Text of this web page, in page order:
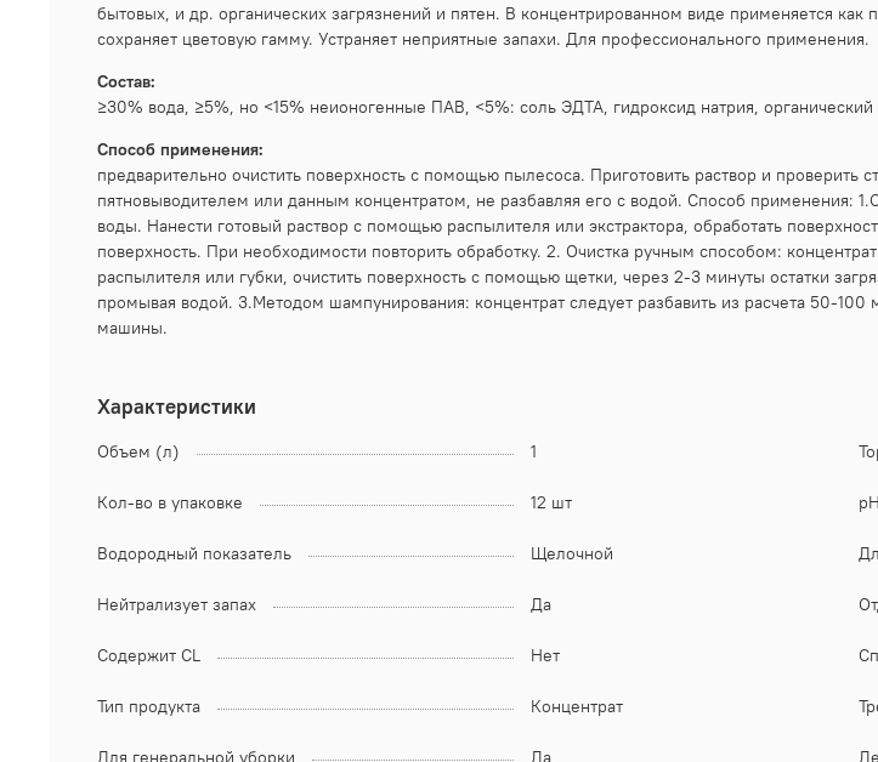
бытовых, и др. органических загрязнений и пятен. В концентрированном виде применяется как
сохраняет цветовую гамму. Устраняет неприятные запахи. Для профессионального применения.
Состав:
≥30% вода, ≥5%, но <15% неионогенные ПАВ, <5%: соль ЭДТА, гидроксид натрия, органический
Способ применения:
предварительно очистить поверхность с помощью пылесоса. Приготовить раствор и проверить
пятновыводителем или данным концентратом, не разбавляя его с водой. Способ применения:
воды. Нанести готовый раствор с помощью распылителя или экстрактора, обработать
поверхность. При необходимости повторить обработку. 2. Очистка ручным способом:
распылителя или губки, очистить поверхность с помощью щетки, через 2-3 минуты остатки
промывая водой. 3.Методом шампунирования: концентрат следует разбавить из расчета 50-
машины.
Характеристики
Объем (л) 1
Кол-во в упаковке 12 шт pH
Водородный показатель Щелочной
Нейтрализует запах Да
Содержит CL Нет
Тип продукта Концентрат
Для генеральной уборки Да